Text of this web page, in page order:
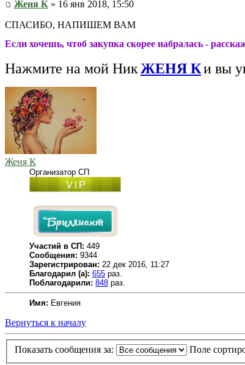
Женя К » 16 янв 2018, 15:50
СПАСИБО, НАПИШЕМ ВАМ
Если хочешь, чтоб закупка скорее набралась -
Нажмите на мой Ник ЖЕНЯ Ки вы
Женя К
Организатор СП
Участий в СП: 449
Сообщения: 9344
Зарегистрирован: 22 дек 2016, 11:27
Благодарил (а): 655 раз.
Поблагодарили: 848 раз.
Имя: Евгения
Вернуться к началу
Показать сообщения за: Поле